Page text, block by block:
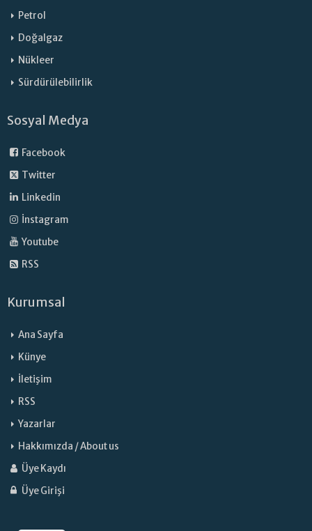
Petrol
Doğalgaz
Nükleer
Sürdürülebilirlik
Sosyal Medya
Facebook
Twitter
Linkedin
İnstagram
Youtube
RSS
Kurumsal
Ana Sayfa
Künye
İletişim
RSS
Yazarlar
Hakkımızda / About us
Üye Kaydı
Üye Girişi